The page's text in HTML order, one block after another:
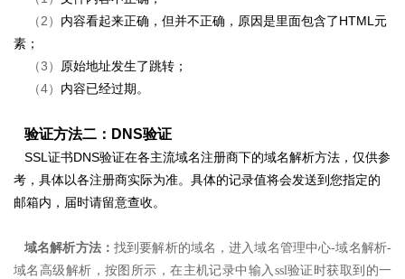
（2） 内容看起来正确，但并不正确，原因是里面包含了HTML元
素；
（3）
原始地址发生了跳转；
（4） 内容已经过期。
验证方法二：DNS验证
SSL证书DNS验证在各主流域名注册商下的域名解析方法，仅供参
考，具体以各注册商实际为准。具体的记录值将会发送到您指定的
邮箱内，届时请留意查收。
域名解析方法： 找到要解析的域名，进入域名管理中心-域名解析-
域名高级解析，按图所示，在主机记录中输入ssl验证时获取到的一